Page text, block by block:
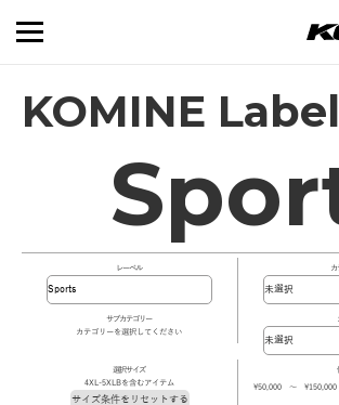
KOMINE
レーベル カ
サブカテゴリー
カテゴリーを選択してください
選択サイズ
4XL-5XLBを含むアイテム
サイズ条件をリセットする
\50,000 ～ \150,000